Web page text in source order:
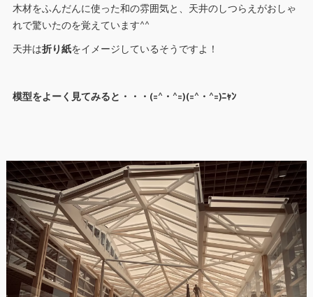
木材をふんだんに使った和の雰囲気と、天井のしつらえがおしゃ
れで驚いたのを覚えています^^
天井は折り紙をイメージしているそうですよ！
模型をよーく見てみると・・・(=^・^=)(=^・^=)ﾆｬﾝ